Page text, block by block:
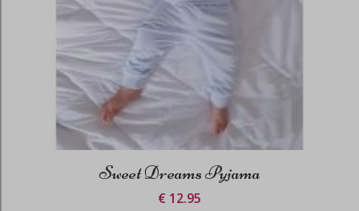
Sweet Dreams Pyjama
€ 12.95